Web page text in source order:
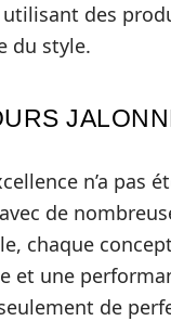
des
du style.
n’a
de
chaque
et une
de